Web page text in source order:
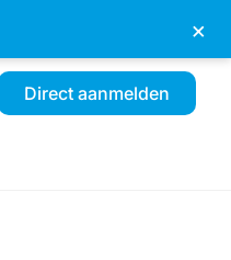
Direct aanmelden
×